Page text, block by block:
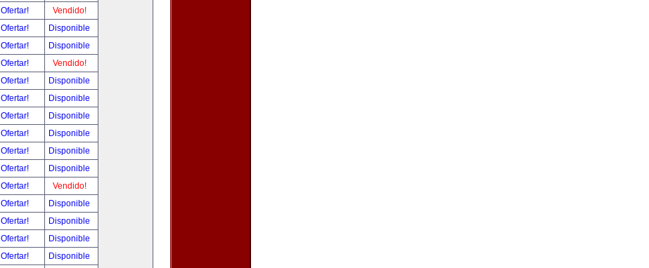
Ofertar!
Vendido!
Ofertar!
Disponible
Ofertar!
Disponible
Ofertar!
Vendido!
Ofertar!
Disponible
Ofertar!
Disponible
Ofertar!
Disponible
Ofertar!
Disponible
Ofertar!
Disponible
Ofertar!
Disponible
Ofertar!
Vendido!
Ofertar!
Disponible
Ofertar!
Disponible
Ofertar!
Disponible
Ofertar!
Disponible